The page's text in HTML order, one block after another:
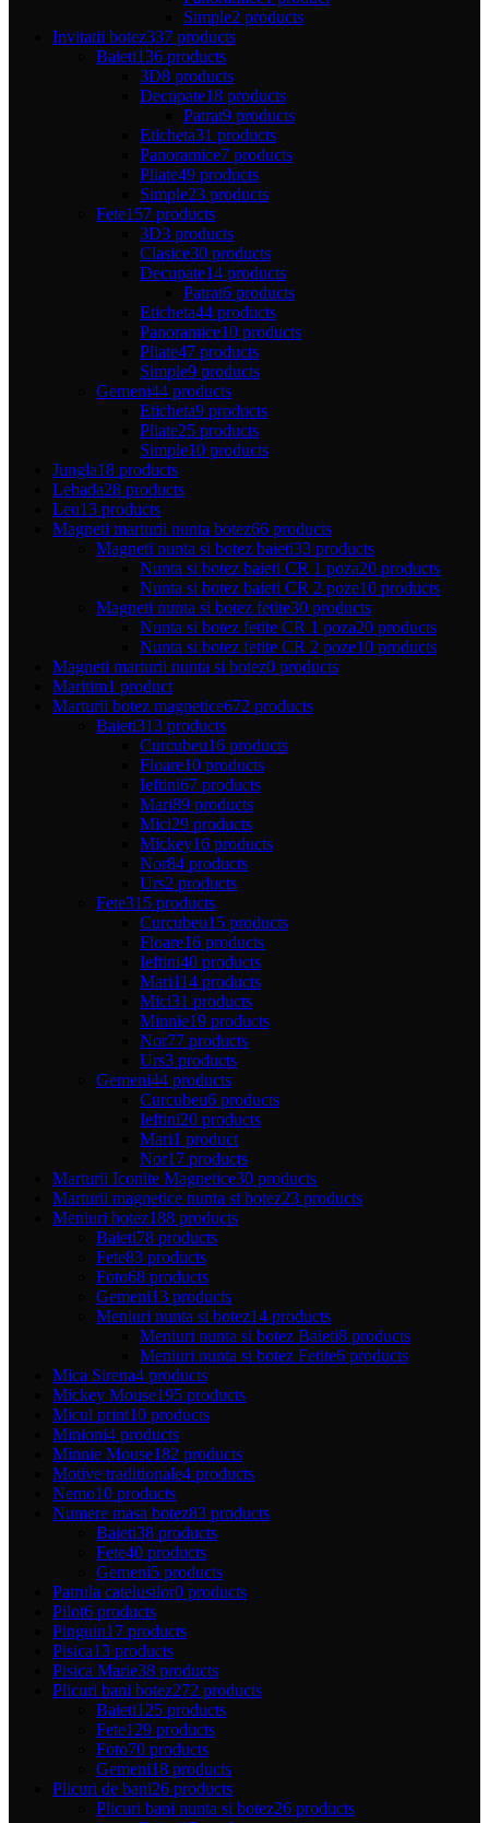
Simple2 products
Invitatii botez337 products
Baieti136 products
3D8 products
Decupate18 products
Patrat9 products
Eticheta31 products
Panoramice7 products
Pliate49 products
Simple23 products
Fete157 products
3D3 products
Clasice30 products
Decupate14 products
Patrat6 products
Eticheta44 products
Panoramice10 products
Pliate47 products
Simple9 products
Gemeni44 products
Eticheta9 products
Pliate25 products
Simple10 products
Jungla18 products
Lebada28 products
Leu13 products
Magneti marturii nunta botez66 products
Magneti nunta si botez baieti33 products
Nunta si botez baieti CR 1 poza20 products
Nunta si botez baieti CR 2 poze10 products
Magneti nunta si botez fetite30 products
Nunta si botez fetite CR 1 poza20 products
Nunta si botez fetite CR 2 poze10 products
Magneti marturii nunta si botez0 products
Maritim1 product
Marturii botez magnetice672 products
Baieti313 products
Curcubeu16 products
Floare10 products
Ieftini67 products
Mari89 products
Mici29 products
Mickey16 products
Nor84 products
Urs2 products
Fete315 products
Curcubeu15 products
Floare16 products
Ieftini40 products
Mari114 products
Mici31 products
Minnie19 products
Nor77 products
Urs3 products
Gemeni44 products
Curcubeu6 products
Ieftini20 products
Mari1 product
Nor17 products
Marturii Iconite Magnetice30 products
Marturii magnetice nunta si botez23 products
Meniuri botez188 products
Baieti78 products
Fete83 products
Foto68 products
Gemeni13 products
Meniuri nunta si botez14 products
Meniuri nunta si botez Baieti8 products
Meniuri nunta si botez Fetite6 products
Mica Sirena4 products
Mickey Mouse195 products
Micul print10 products
Minioni4 products
Minnie Mouse182 products
Motive traditionale4 products
Nemo10 products
Numere masa botez83 products
Baieti38 products
Fete40 products
Gemeni5 products
Patrula catelusilor0 products
Pilot6 products
Pinguin17 products
Pisica13 products
Pisica Marie38 products
Plicuri bani botez272 products
Baieti125 products
Fete129 products
Foto70 products
Gemeni18 products
Plicuri de bani26 products
Plicuri bani nunta si botez26 products